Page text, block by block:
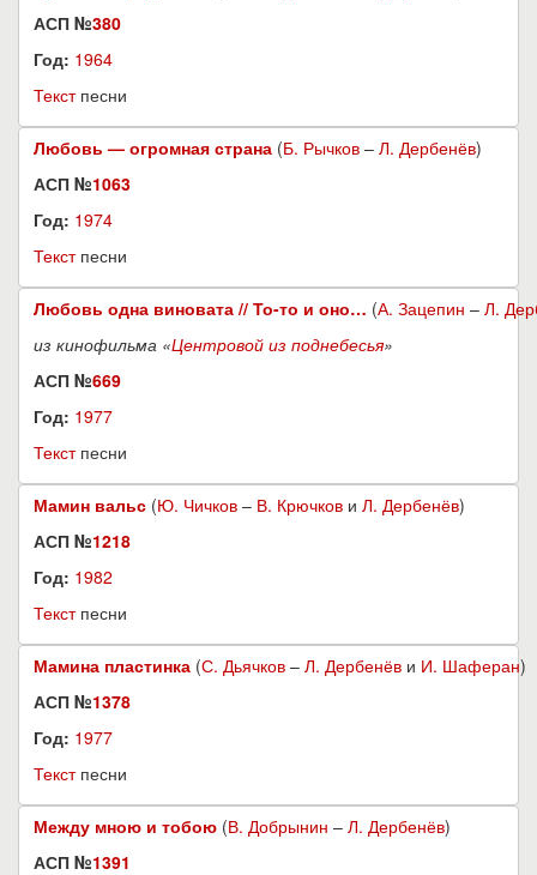
АСП №380
Год: 1964
Текстпесни
Любовь — огромная страна (Б. Рычков – Л. Дербенёв)
АСП №1063
Год: 1974
Текстпесни
Любовь одна виновата // То-то и оно… (А. Зацепин – Л.
из кинофильма «Центровой из поднебесья»
АСП №669
Год: 1977
Текстпесни
Мамин вальс (Ю. Чичков – В. Крючков и Л. Дербенёв)
АСП №1218
Год: 1982
Текстпесни
Мамина пластинка (С. Дьячков – Л. Дербенёв и И. Шаферан)
АСП №1378
Год: 1977
Текстпесни
Между мною и тобою (В. Добрынин – Л. Дербенёв)
АСП №1391